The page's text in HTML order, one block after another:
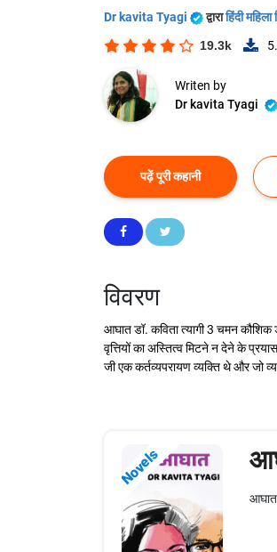
Dr kavita Tyagi द्वाराहिंदी महिला
19.3k
Writen by
Dr kavita Tyagi
पढ़ें पूरी कहानी
विवरण
आघात डॉ. कविता त्यागी 3 चमन
वृत्तियों का अस्तित्व मिटने न देने के
जी एक कर्तव्यपरायण व्यक्ति थे और जो
Novels
आघात